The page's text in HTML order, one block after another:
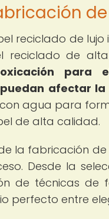
reciclado de
reciclado de
para
afectar
agua para
de alta calidad.
la fabricación de
Desde la
de técnicas de
perfecto entre